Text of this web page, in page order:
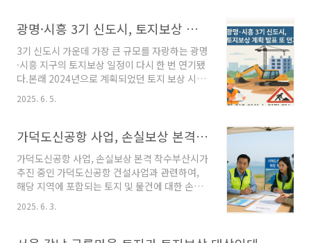
광명·시흥 3기 신도시, 토지보상 계획 발표 또 연기
3기 신도시 가운데 가장 큰 규모를 자랑하는 광명
·시흥 지구의 토지보상 일정이 다시 한 번 연기됐
다.본래 2024년으로 계획되었던 토지 보상 시점
은 2025년 6월에서 9월로 재차 늦춰진다.이 지
역은 약 7만 가구 규모의 대형 신도시로, 토지 위
면서 전체 사업 일정에도 차질이 발생하고 있다.
사업 추진의 핵심인 토지보상이 미뤄질수록 주민
들의 불안과 불만도 커지고 있는 실정이다. 목차
광범위한 지장물 조사, 일정 차질의 핵심 원인
2023년 6월부터 시작된 지장물 조사는 여의도의
3.4배에 달하는 면적을 가진 광명·시흥 지구에서
2025. 6. 5.
가덕도신공항 사업, 손실보상 본격 착수
가덕도신공항 사업, 손실보상 본격 착수부산시가
추진 중인 가덕도신공항 건설사업과 관련하여,
해당 지역에 포함되는 토지 및 물건에 대한 손실
보상 협의를 6월 5일부터 본격적으로 시작한다.
보상 대상은 사유지 668필지, 총 37만9,000㎡
2025. 6. 3.